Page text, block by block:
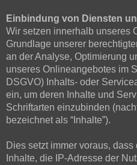
Einbindung von Diensten
Wir setzen innerhalb unseres
Grundlage unserer
an der Analyse, Optimierung
unseres Onlineangebotes im
DSGVO) Inhalts- oder
ein, um deren Inhalte und
Schriftarten einzubinden
bezeichnet als “Inhalte”).
Dies setzt immer voraus,
Inhalte, die IP-Adresse der